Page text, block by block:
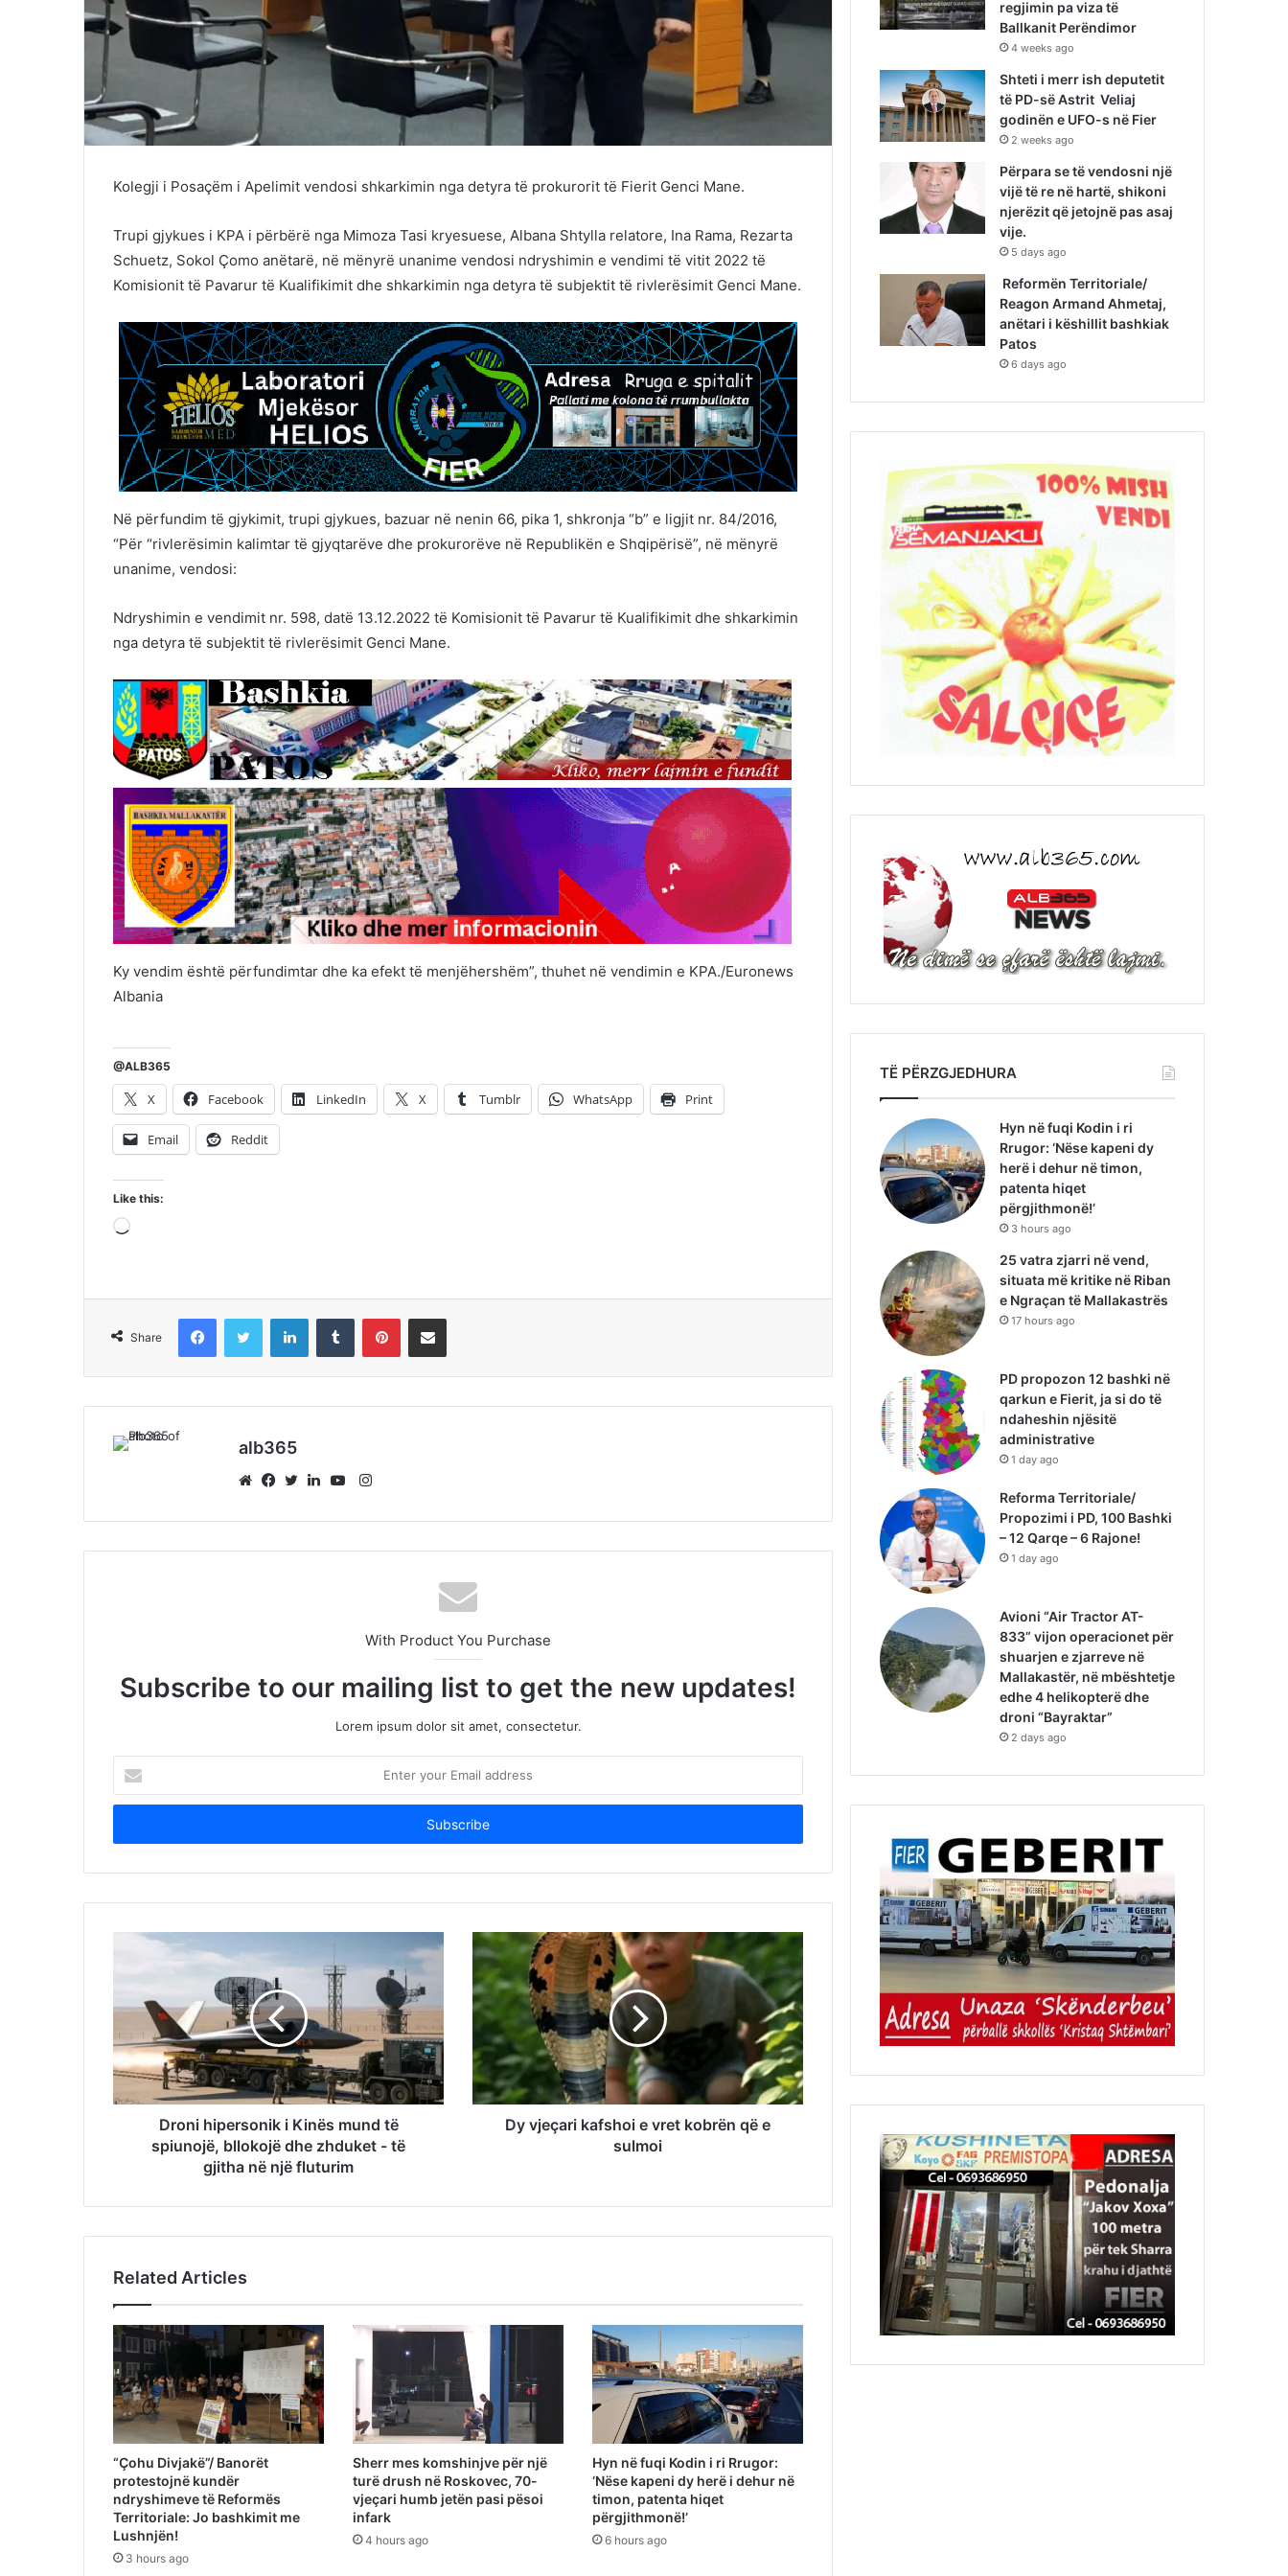
Kolegji i Posaçëm i Apelimit vendosi shkarkimin nga detyra të prokurorit të Fierit Genci Mane.
Trupi gjykues i KPA i përbërë nga Mimoza Tasi kryesuese, Albana Shtylla relatore, Ina Rama, Rezarta
Schuetz, Sokol Çomo anëtarë, në mënyrë unanime vendosi ndryshimin e vendimi të vitit 2022 të
Komisionit të Pavarur të Kualifikimit dhe shkarkimin nga detyra të subjektit të rivlerësimit Genci Mane.
Në përfundim të gjykimit, trupi gjykues, bazuar në nenin 66, pika 1, shkronja “b” e ligjit nr. 84/2016,
“Për “rivlerësimin kalimtar të gjyqtarëve dhe prokurorëve në Republikën e Shqipërisë”, në mënyrë
unanime, vendosi:
Ndryshimin e vendimit nr. 598, datë 13.12.2022 të Komisionit të Pavarur të Kualifikimit dhe shkarkimin
nga detyra të subjektit të rivlerësimit Genci Mane.
Ky vendim është përfundimtar dhe ka efekt të menjëhershëm”, thuhet në vendimin e KPA./Euronews
Albania
@ALB365
X Facebook LinkedIn X Tumblr WhatsApp Print
Email Reddit
Like this:
Loading…
Share
FacebookTwitter LinkedInTumblr PinterestShare via Email
alb365
Instagram
With Product You Purchase
Subscribe to our mailing list to get the new updates!
Lorem ipsum dolor sit amet, consectetur.
your
Email
Droni hipersonik i Kinës mund të
spiunojë, bllokojë dhe zhduket - të
gjitha në një fluturim
Dy vjeçari kafshoi e vret kobrën që e
sulmoi
Related Articles
“Çohu Divjakë”/ Banorët
protestojnë kundër
ndryshimeve të Reformës
Territoriale: Jo bashkimit me
Lushnjën!
3 hours ago
Sherr mes komshinjve për një
turë drush në Roskovec, 70-
vjeçari humb jetën pasi pësoi
infark
4 hours ago
Hyn në fuqi Kodin i ri Rrugor:
‘Nëse kapeni dy herë i dehur në
timon, patenta hiqet
përgjithmonë!’
6 hours ago
regjimin pa viza të
Ballkanit Perëndimor
4 weeks ago
Shteti i merr ish deputetit
të PD-së Astrit Veliaj
godinën e UFO-s në Fier
2 weeks ago
Përpara se të vendosni një
vijë të re në hartë, shikoni
njerëzit që jetojnë pas asaj
vije.
5 days ago
Reformën Territoriale/
Reagon Armand Ahmetaj,
anëtari i këshillit bashkiak
Patos
6 days ago
TË PËRZGJEDHURA
Hyn në fuqi Kodin i ri
Rrugor: ‘Nëse kapeni dy
herë i dehur në timon,
patenta hiqet
përgjithmonë!’
3 hours ago
25 vatra zjarri në vend,
situata më kritike në Riban
e Ngraçan të Mallakastrës
17 hours ago
PD propozon 12 bashki në
qarkun e Fierit, ja si do të
ndaheshin njësitë
administrative
1 day ago
Reforma Territoriale/
Propozimi i PD, 100 Bashki
– 12 Qarqe – 6 Rajone!
1 day ago
Avioni “Air Tractor AT-
833” vijon operacionet për
shuarjen e zjarreve në
Mallakastër, në mbështetje
edhe 4 helikopterë dhe
droni “Bayraktar”
2 days ago